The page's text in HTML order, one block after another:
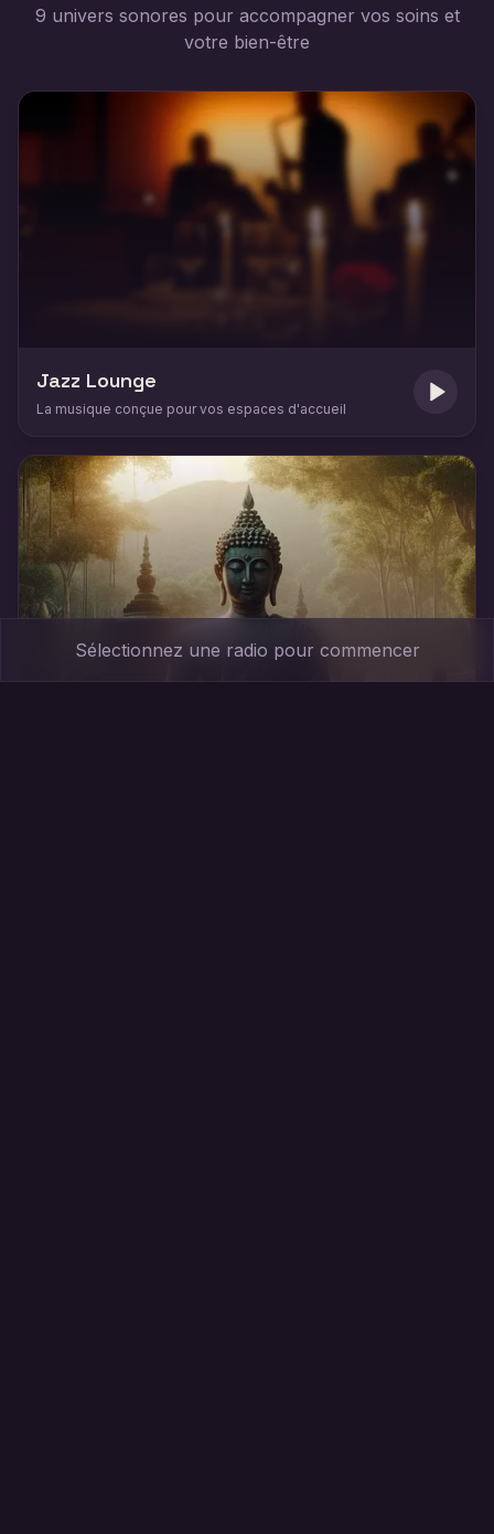
9 univers sonores pour accompagner vos soins et
votre bien-être
Jazz Lounge
La musique conçue pour vos espaces d'accueil
Sélectionnez une radio pour commencer